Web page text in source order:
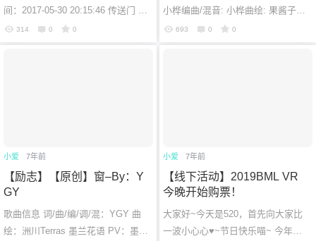
间：2017-05-30 20:15:46 传送门 B
站：https://www.bilibili.com/video/a
314 0 0
小桦编曲/混音: 小桦曲绘: 果酱子P
V: 未来动漫兴趣团队时间：2018-04
693 0 0
小爱 7年前
【励志】【原创】窗–By：Y
GY
歌曲信息 词/曲/编/调/混：YGY 曲
绘：洲川Terras 墨兰花语 PV：墨兰
小爱 7年前
【线下活动】2019BML VR
今晚开始购票！
大家好~今天是520，首先向大家比
一波小心心♥~节日快乐喵~ 今年的